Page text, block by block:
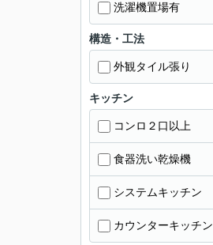
洗濯機置場有
構造・工法
外観タイル張り
キッチン
コンロ２口以上
食器洗い乾燥機
システムキッチン
カウンターキッチン